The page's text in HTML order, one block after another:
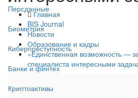
Персданные
Биометрия
Киберпреступность
Банки и финтех
Криптоактивы
Главная
BIS Journal
Новости
Образование и кадры
«Единственная возможность —
специалиста интересными